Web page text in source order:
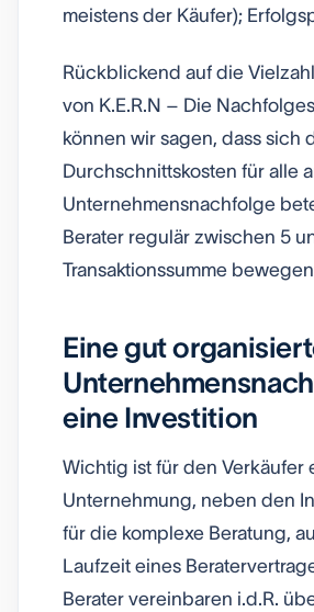
meistens der Käufer);
Rückblickend auf die
von K.E.R.N – Die
können wir sagen, dass sich
Durchschnittskosten für alle
Unternehmensnachfolge
Berater regulär zwischen 5
Transaktionssumme
Eine gut
eine Investition
Wichtig ist für den Verkäufer
Unternehmung, neben den
für die komplexe Beratung,
Laufzeit eines
Berater vereinbaren i.d.R.